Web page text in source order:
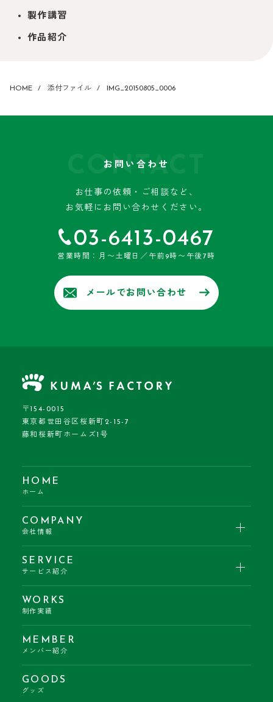
製作講習
作品紹介
HOME 添付ファイル IMG_20150805_0006
CONTACT
お問い合わせ
お仕事の依頼・ご相談など、
お気軽にお問い合わせください。
03-6413-0467
営業時間：月〜土曜日／午前9時〜午後7時
メールでお問い合わせ
〒154-0015
東京都世田谷区桜新町2-15-7
藤和桜新町ホームズ1号
HOME
ホーム
COMPANY
会社情報
SERVICE
サービス紹介
WORKS
制作実績
MEMBER
メンバー紹介
GOODS
グッズ